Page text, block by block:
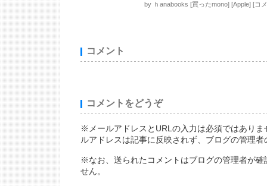
by ｈanabooks [買ったmono] [Apple] [コ
コメント
コメントをどうぞ
※メールアドレスとURLの入力は必須ではありま
ルアドレスは記事に反映されず、ブログの管理
※なお、送られたコメントはブログの管理者が確
せん。